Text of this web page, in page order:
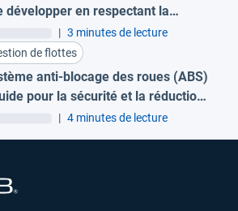
développer en respectant la
européenne
| 3 minutes de lecture
de flottes
anti-blocage des roues (ABS)
pour la sécurité et la réduction
accidents| 4 minutes de lecture